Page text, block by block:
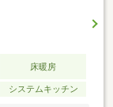
床暖房
システムキッチン